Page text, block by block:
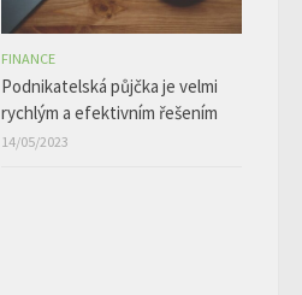
FINANCE
Podnikatelská půjčka je velmi
rychlým a efektivním řešením
14/05/2023